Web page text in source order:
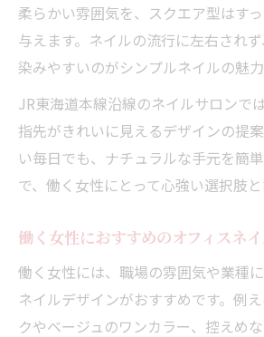
柔らかい雰囲気を、スクエア型はす
与えます。ネイルの流行に左右され
染みやすいのがシンプルネイルの魅力
JR東海道本線沿線のネイルサロンで
指先がきれいに見えるデザインの提
い毎日でも、ナチュラルな手元を簡
で、働く女性にとって心強い選択肢と
働く女性におすすめのオフィスネ
働く女性には、職場の雰囲気や業種
ネイルデザインがおすすめです。例
クやベージュのワンカラー、控えめな